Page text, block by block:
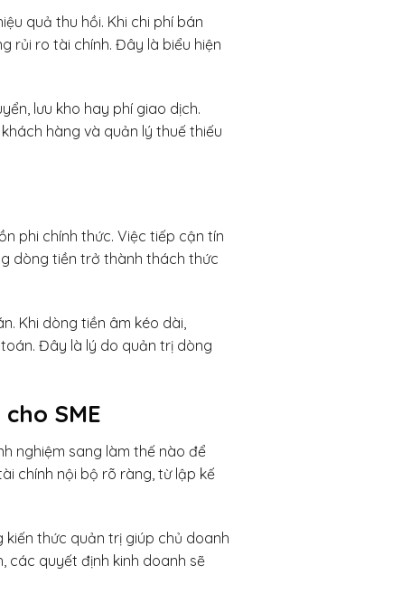
quả thu hồi. Khi chi phí bán
rủi ro tài chính. Đây là biểu hiện
lưu kho hay phí giao dịch.
hàng và quản lý thuế thiếu
phi chính thức. Việc tiếp cận tín
dòng tiền trở thành thách thức
Khi dòng tiền âm kéo dài,
Đây là lý do quản trị dòng
SME
nghiệm sang làm thế nào để
chính nội bộ rõ ràng, từ lập kế
thức quản trị giúp chủ doanh
các quyết định kinh doanh sẽ